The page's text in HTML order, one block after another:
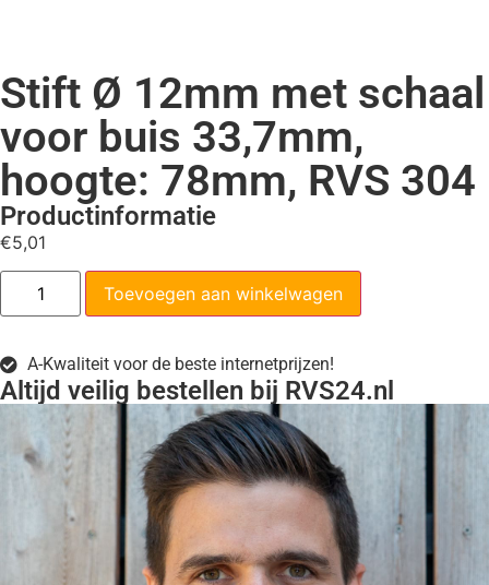
Stift Ø 12mm met schaal
voor buis 33,7mm,
hoogte: 78mm, RVS 304
Productinformatie
€5,01
Toevoegen aan winkelwagen
A-Kwaliteit voor de beste internetprijzen!
Altijd veilig bestellen bij RVS24.nl